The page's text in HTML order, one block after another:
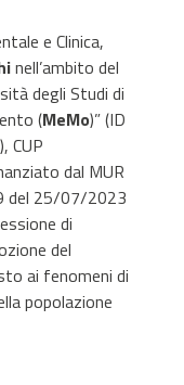
e Clinica,
nell’ambito del
degli Studi di
(MeMo)” (ID
CUP
dal MUR
del 25/07/2023
di
del
ai fenomeni di
popolazione